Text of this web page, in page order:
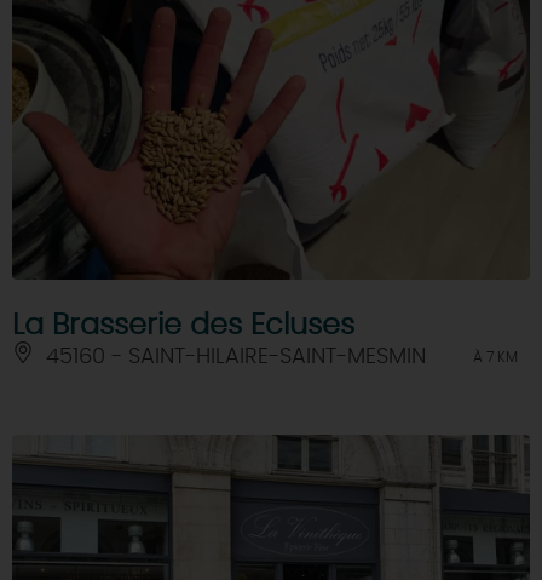
La Brasserie des Ecluses
45160 - SAINT-HILAIRE-SAINT-MESMIN À 7 KM